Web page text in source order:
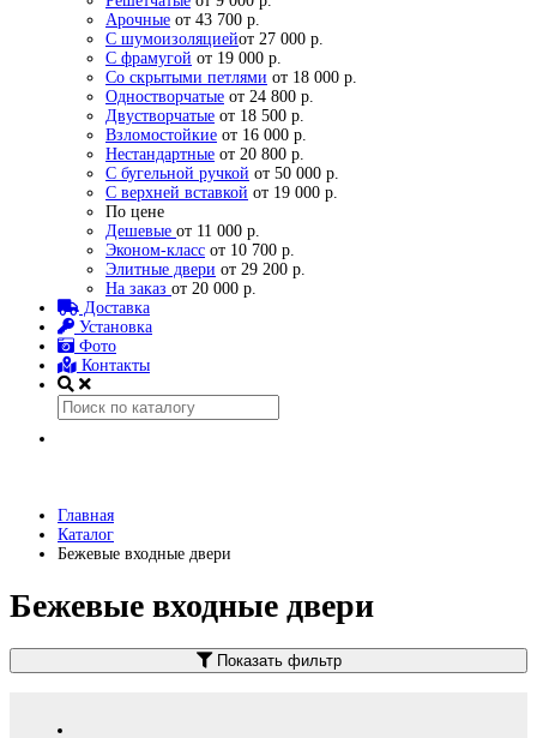
Арочные от 43 700 р.
С шумоизоляциейот 27 000 р.
С фрамугой от 19 000 р.
Со скрытыми петлями от 18 000 р.
Одностворчатые от 24 800 р.
Двустворчатые от 18 500 р.
Взломостойкие от 16 000 р.
Нестандартные от 20 800 р.
С бугельной ручкой от 50 000 р.
С верхней вставкой от 19 000 р.
По цене
Дешевые от 11 000 р.
Эконом-класс от 10 700 р.
Элитные двери от 29 200 р.
На заказ от 20 000 р.
Доставка
Установка
Фото
Контакты
Главная
Каталог
Бежевые входные двери
Бежевые входные двери
Показать фильтр